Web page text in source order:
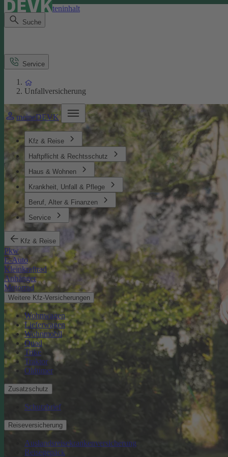
Direkt zum Seiteninhalt
Suche
meineDEVK
Kfz & Reise
Haftpflicht & Rechtsschutz
Haus & Wohnen
Krankheit, Unfall & Pflege
Beruf, Alter & Finanzen
Service
Kfz & Reise
Pkw
E-Auto
Kleinkraftrad
Anhänger
Motorrad
Weitere Kfz-Versicherungen
Wohnwagen
Lieferwagen
Wohnmobil
Quad
Trike
Traktor
Oldtimer
Zusatzschutz
Schutzbrief
Reiseversicherung
Auslandsreisekrankenversicherung
Reisegepäck
Service
Unfallversicherung